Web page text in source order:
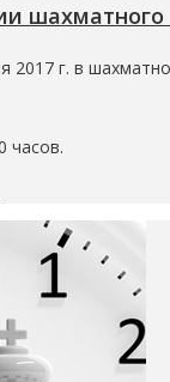
2017 г. в
часов.